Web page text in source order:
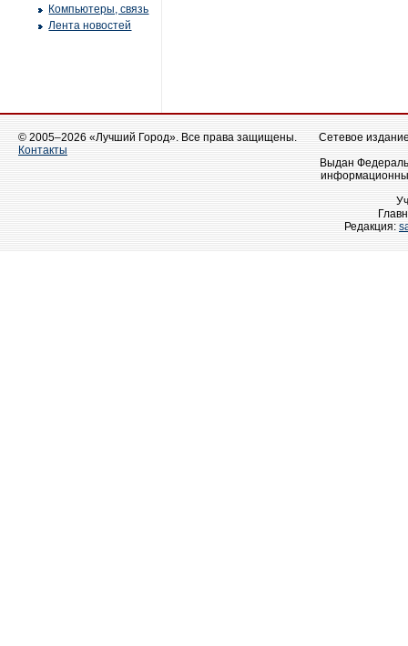
Компьютеры, связь
Лента новостей
© 2005–2026 «Лучший Город». Все права защищены.
Контакты
Сетевое
Выдан
Редакция: